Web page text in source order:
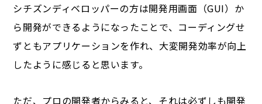
シチズンディベロッパーの方は開発用画面（GUI）か
ら開発ができるようになったことで、コーディングせ
ずともアプリケーションを作れ、大変開発効率が向上
したように感じると思います。
ただ、プロの開発者からみると、それは必ずしも開発